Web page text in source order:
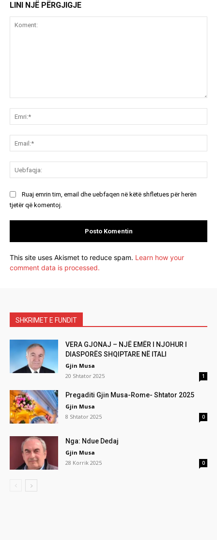
LINI NJË PËRGJIGJE
Ruaj emrin tim, email dhe uebfaqen në këtë shfletues për herën
tjetër që komentoj.
This site uses Akismet to reduce spam. Learn how your
comment data is processed.
SHKRIMET E FUNDIT
VERA GJONAJ – NJË EMËR I NJOHUR I
DIASPORËS SHQIPTARE NË ITALI
Gjin Musa
20 Shtator 2025
1
Pregaditi Gjin Musa-Rome- Shtator 2025
Gjin Musa
8 Shtator 2025
0
Nga: Ndue Dedaj
Gjin Musa
28 Korrik 2025
0